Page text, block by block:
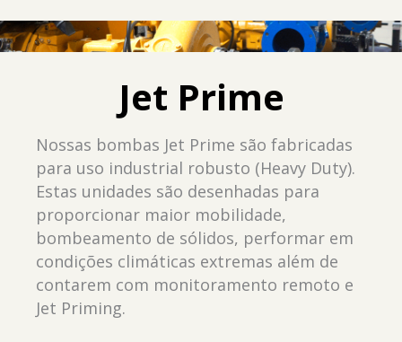
Jet Prime
Nossas bombas Jet Prime são fabricadas
para uso industrial robusto (Heavy Duty).
Estas unidades são desenhadas para
proporcionar maior mobilidade,
bombeamento de sólidos, performar em
condições climáticas extremas além de
contarem com monitoramento remoto e
Jet Priming.